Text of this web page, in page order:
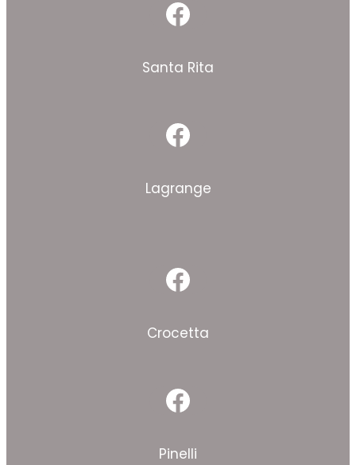
Facebook
Santa Rita
Facebook
Lagrange
Facebook
Crocetta
Facebook
Pinelli